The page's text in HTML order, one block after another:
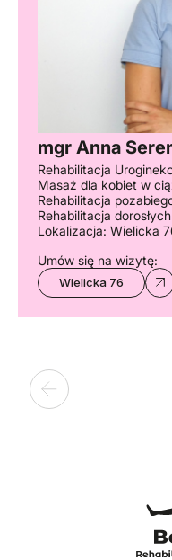
mgr Anna
Rehabilitacja
Masaż dla kobiet w
Rehabilitacja
Rehabilitacja
Lokalizacja: Wielicka
Umów się na wizytę:
Wielicka 76